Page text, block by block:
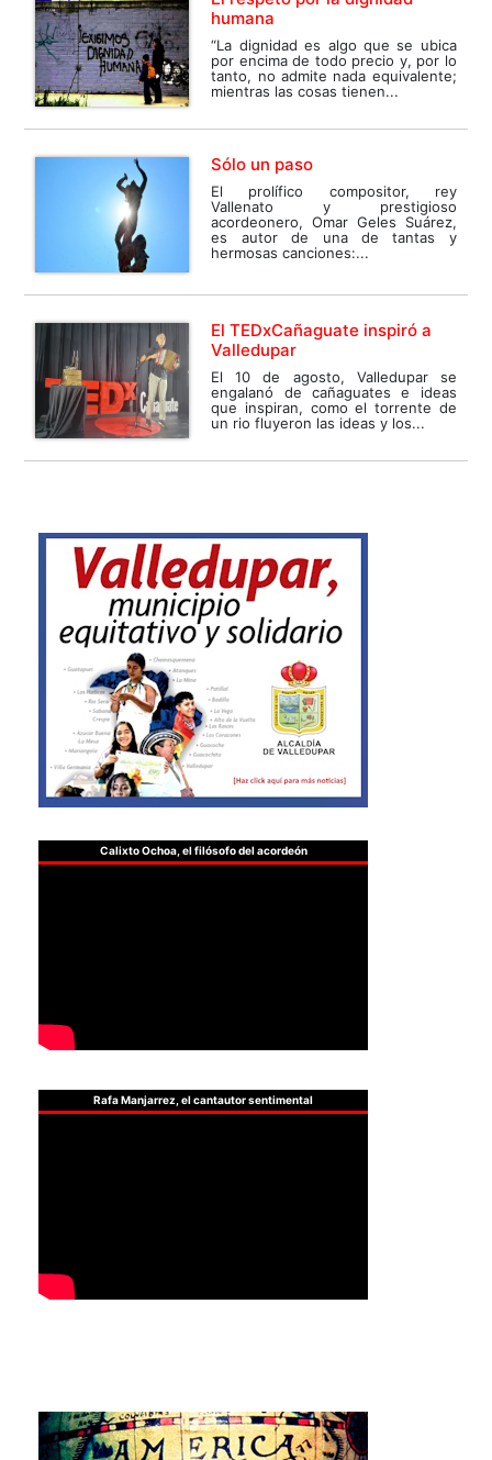
humana
“La dignidad es algo que se ubica
por encima de todo precio y, por lo
tanto, no admite nada equivalente;
mientras las cosas tienen...
Sólo un paso
El prolífico compositor, rey
Vallenato y prestigioso
acordeonero, Omar Geles Suárez,
es autor de una de tantas y
hermosas canciones:...
El TEDxCañaguate inspiró a
Valledupar
El 10 de agosto, Valledupar se
engalanó de cañaguates e ideas
que inspiran, como el torrente de
un rio fluyeron las ideas y los...
Calixto Ochoa, el filósofo del acordeón
Rafa Manjarrez, el cantautor sentimental